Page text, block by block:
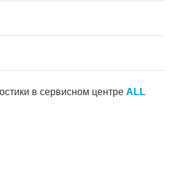
в сервисном центре ALL